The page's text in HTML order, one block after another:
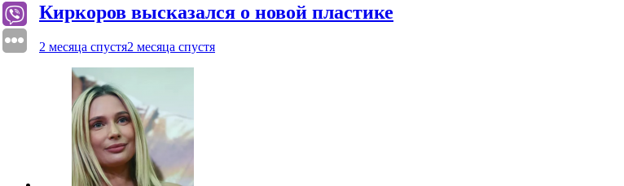
Киркоров высказался о новой пластике
2 месяца спустя2 месяца спустя